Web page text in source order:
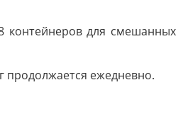
контейнеров для смешанных
продолжается ежедневно.